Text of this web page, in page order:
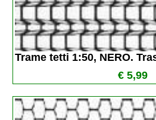
Trame tetti 1:50, NERO.
€ 5,99